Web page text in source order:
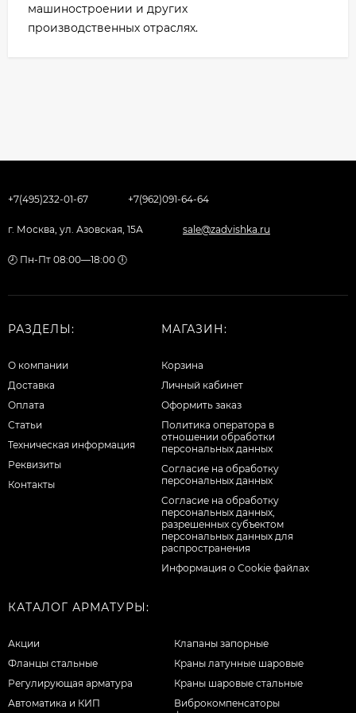
машиностроении и других
производственных отраслях.
+7(495)232-01-67 +7(962)091-64-64
г. Москва, ул. Азовская, 15А sale@zadvishka.ru
🕗 Пн-Пт 08:00—18:00 🕕
РАЗДЕЛЫ:
О компании
Доставка
Оплата
Статьи
Техническая информация
Реквизиты
Контакты
МАГАЗИН:
Корзина
Личный кабинет
Оформить заказ
Политика оператора в
отношении обработки
персональных данных
Согласие на обработку
персональных данных
Cогласие на обработку
персональных данных,
разрешенных субъектом
персональных данных для
распространения
Информация о Cookie файлах
КАТАЛОГ АРМАТУРЫ:
Акции
Фланцы стальные
Регулирующая арматура
Автоматика и КИП
Клапаны запорные
Краны латунные шаровые
Краны шаровые стальные
Виброкомпенсаторы